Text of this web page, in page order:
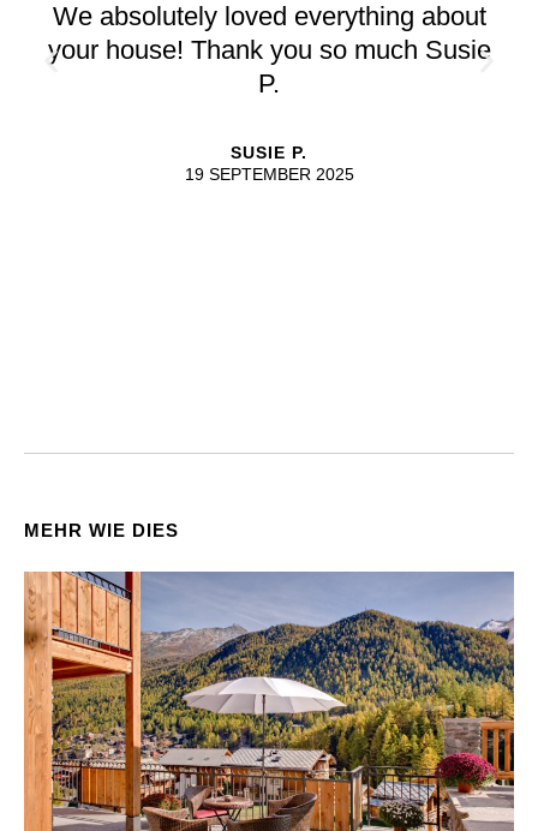
We absolutely loved everything about
your house! Thank you so much Susie
P.
SUSIE P.
19 SEPTEMBER 2025
MEHR WIE DIES